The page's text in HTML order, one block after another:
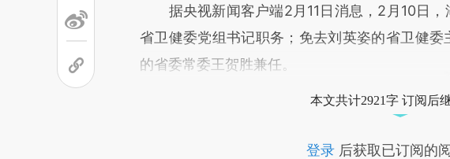
据央视新闻客户端2月11日消息，2月10日，
省卫健委党组书记职务；免去刘英姿的省卫健
的省委常委王贺胜兼任。
本文共计2921字 订阅后
登录后获取已订阅的